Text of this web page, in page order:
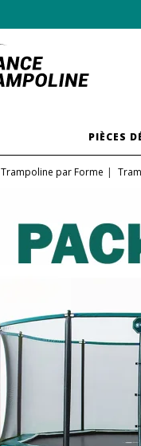
PIÈCES
Trampoline par Forme